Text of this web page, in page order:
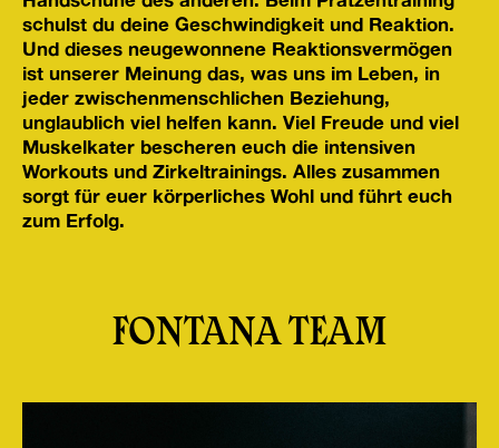
schulst du deine Geschwindigkeit und Reaktion.
Und dieses neugewonnene Reaktionsvermögen
ist unserer Meinung das, was uns im Leben, in
jeder zwischenmenschlichen Beziehung,
unglaublich viel helfen kann. Viel Freude und viel
Muskelkater bescheren euch die intensiven
Workouts und Zirkeltrainings. Alles zusammen
sorgt für euer körperliches Wohl und führt euch
zum Erfolg.
FONTANA TEAM